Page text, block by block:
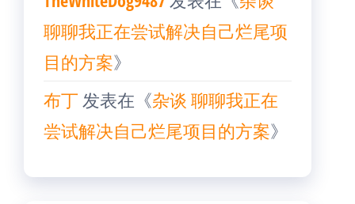
聊聊我正在尝试解决自己烂尾项
目的方案》
布丁发表在《杂谈 聊聊我正在
尝试解决自己烂尾项目的方案》